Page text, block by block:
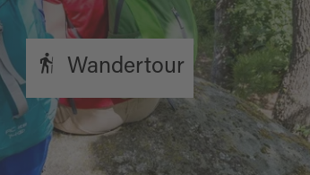
Wandertour